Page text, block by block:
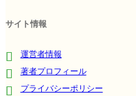
サイト情報
運営者情報
著者プロフィール
プライバシーポリシー